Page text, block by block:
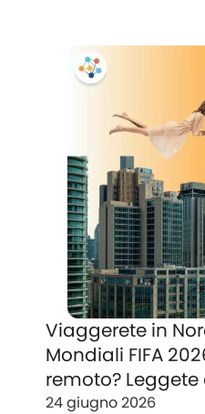
Viaggerete in
Mondiali FIFA
remoto? Leggete
24 giugno 2026